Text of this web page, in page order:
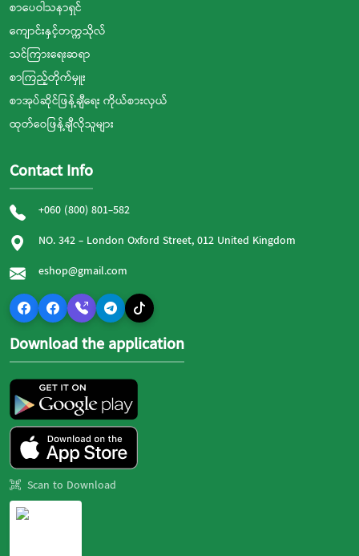
စာပေဝါသနာရှင်
ကျောင်းနှင့်တက္ကသိုလ်
သင်ကြားရေးဆရာ
စာကြည့်တိုက်မှူး
စာအုပ်ဆိုင်ဖြန့်ချီရေး ကိုယ်စားလှယ်
ထုတ်ဝေဖြန့်ချီလိုသူများ
Contact Info
+060 (800) 801-582
NO. 342 - London Oxford Street, 012 United Kingdom
eshop@gmail.com
Download the application
Scan to Download